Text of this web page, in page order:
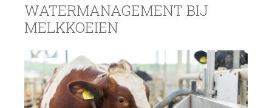
WATERMANAGEMENT BIJ
MELKKOEIEN